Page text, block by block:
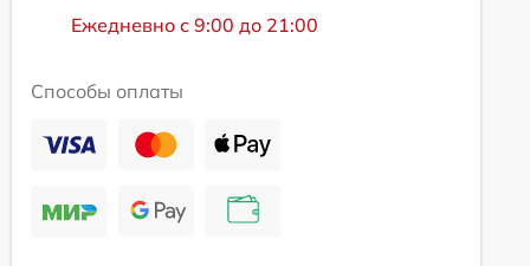
Ежедневно с 9:00 до 21:00
Способы оплаты